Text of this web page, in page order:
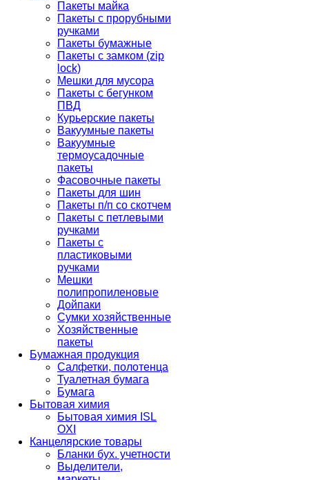
Пакеты майка
Пакеты с прорубными
ручками
Пакеты бумажные
Пакеты с замком (zip
lock)
Мешки для мусора
Пакеты с бегунком
ПВД
Курьерские пакеты
Вакуумные пакеты
Вакуумные
термоусадочные
пакеты
Фасовочные пакеты
Пакеты для шин
Пакеты п/п со скотчем
Пакеты с петлевыми
ручками
Пакеты с
пластиковыми
ручками
Мешки
полипропиленовые
Дойпаки
Сумки хозяйственные
Хозяйственные
пакеты
Бумажная продукция
Салфетки, полотенца
Туалетная бумага
Бумага
Бытовая химия
Бытовая химия ISL
OXI
Канцелярские товары
Бланки бух. учетности
Выделители,